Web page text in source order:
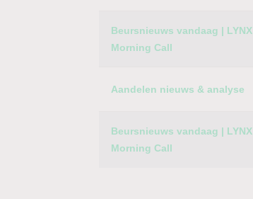
Beursnieuws vandaag | LYNX
Morning Call
Aandelen nieuws & analyse
Beursnieuws vandaag | LYNX
Morning Call